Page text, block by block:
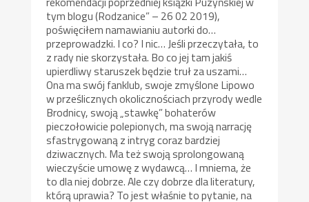
tym blogu (Rodzanice” – 26 02 2019),
poświęciłem namawianiu autorki do…
przeprowadzki. I co? I nic… Jeśli przeczytała, to
z rady nie skorzystała. Bo co jej tam jakiś
upierdliwy staruszek będzie truł za uszami…
Ona ma swój fanklub, swoje zmyślone Lipowo
w prześlicznych okolicznościach przyrody wedle
Brodnicy, swoją „stawkę” bohaterów
pieczołowicie polepionych, ma swoją narrację
sfastrygowaną z intryg coraz bardziej
dziwacznych. Ma też swoją sprolongowaną
wieczyście umowę z wydawcą… I mniema, że
to dla niej dobrze. Ale czy dobrze dla literatury,
którą uprawia? To jest właśnie to pytanie, na